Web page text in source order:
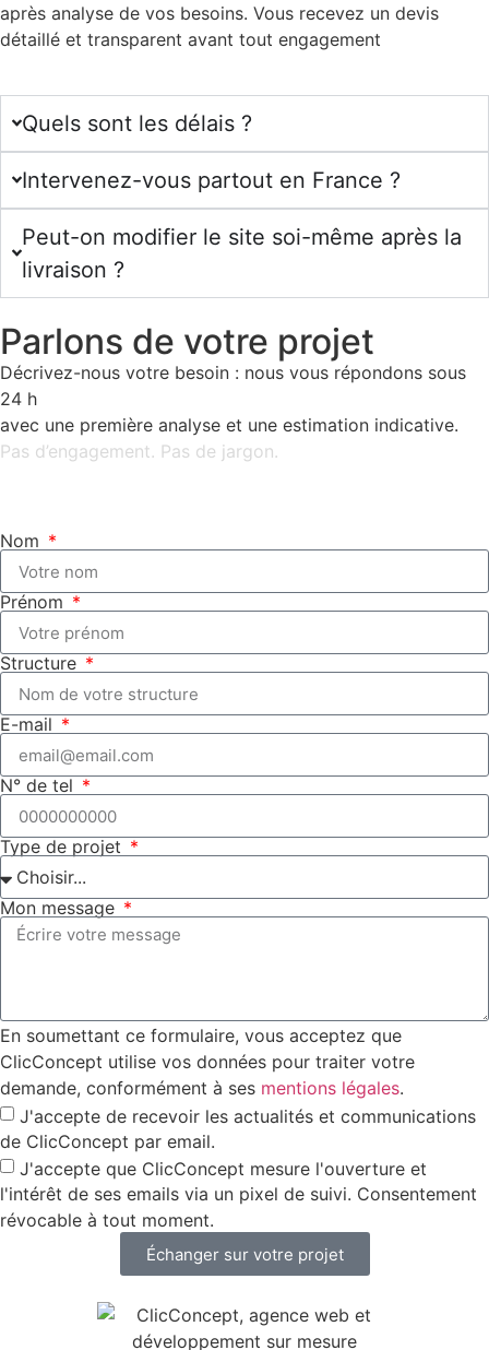
après analyse de vos besoins. Vous recevez un devis
détaillé et transparent avant tout engagement
Quels sont les délais ?
Intervenez-vous partout en France ?
Peut-on modifier le site soi-même après la
livraison ?
Parlons de votre projet
Décrivez-nous votre besoin : nous vous répondons sous
24 h
avec une première analyse et une estimation indicative.
Pas d’engagement. Pas de jargon.
Nom
Prénom
Structure
E-mail
N° de tel
Type de projet
Mon message
En soumettant ce formulaire, vous acceptez que
ClicConcept utilise vos données pour traiter votre
demande, conformément à ses mentions légales.
J'accepte de recevoir les actualités et communications
de ClicConcept par email.
J'accepte que ClicConcept mesure l'ouverture et
l'intérêt de ses emails via un pixel de suivi. Consentement
révocable à tout moment.
Échanger sur votre projet